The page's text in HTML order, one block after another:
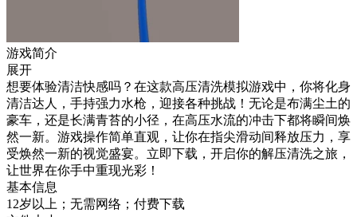
游戏简介
展开
想要体验清洁快感吗？在这款高压清洗模拟游戏中，你将化身
清洁达人，手持强力水枪，迎接各种挑战！无论是布满尘土的
豪车，还是长满青苔的小径，在高压水流的冲击下都将瞬间焕
然一新。游戏操作简单直观，让你在指尖滑动间释放压力，享
受焕然一新的视觉盛宴。立即下载，开启你的解压清洗之旅，
让世界在你手中重现光彩！
基本信息
12岁以上；无需网络；付费下载